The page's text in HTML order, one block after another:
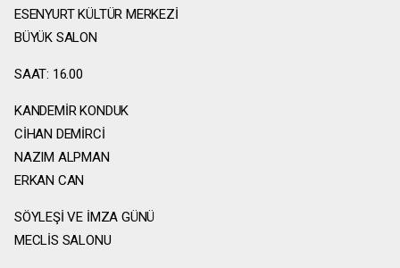
ESENYURT KÜLTÜR MERKEZİ
BÜYÜK SALON
SAAT: 16.00
KANDEMİR KONDUK
CİHAN DEMİRCİ
NAZIM ALPMAN
ERKAN CAN
SÖYLEŞİ VE İMZA GÜNÜ
MECLİS SALONU